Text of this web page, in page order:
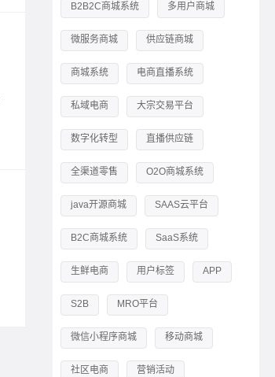
B2B2C商城系统 多用户商城
微服务商城 供应链商城
商城系统 电商直播系统
私域电商 大宗交易平台
数字化转型 直播供应链
全渠道零售 O2O商城系统
java开源商城 SAAS云平台
B2C商城系统 SaaS系统
生鲜电商 用户标签 APP
S2B MRO平台
微信小程序商城 移动商城
社区电商 营销活动